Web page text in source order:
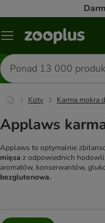
Menu
Szukaj
produktów
Koty Karma mokra
Applaws
Applaws to optymalnie
mięsa z odpowiednich
aromatów, konserwantów,
bezglutenowa.